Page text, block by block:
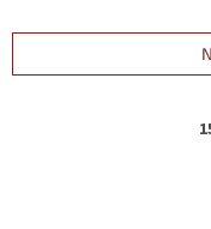
41*24mm, komplet